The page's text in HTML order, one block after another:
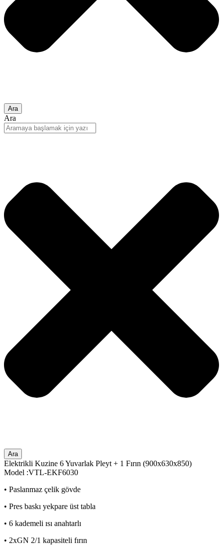
Ara
Ara
Ara
Elektrikli Kuzine 6 Yuvarlak Pleyt + 1 Fırın (900x630x850)
Model :VTL-EKF6030
• Paslanmaz çelik gövde
• Pres baskı yekpare üst tabla
• 6 kademeli ısı anahtarlı
• 2xGN 2/1 kapasiteli fırın